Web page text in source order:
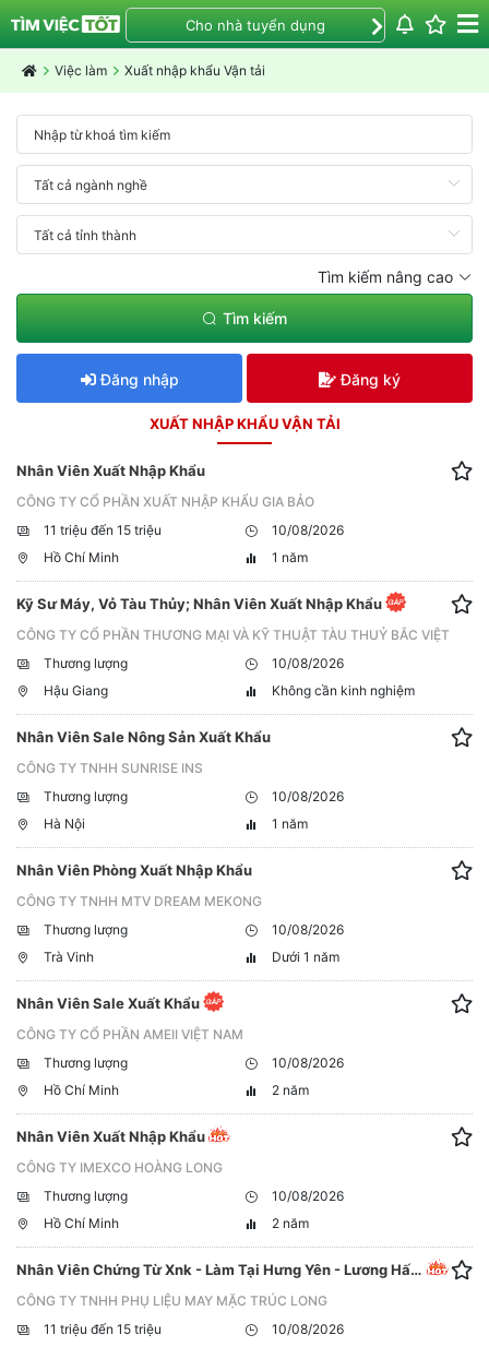
Cho nhà tuyển dụng
Việc làm Xuất nhập khẩu Vận tải
Tìm kiếm nâng cao
Tìm kiếm
Đăng nhập Đăng ký
XUẤT NHẬP KHẨU VẬN TẢI
Nhân Viên Xuất Nhập Khẩu
CÔNG TY CỔ PHẦN XUẤT NHẬP KHẨU GIA BẢO
11 triệu đến 15 triệu
10/08/2026
Hồ Chí Minh
1 năm
Kỹ Sư Máy, Vỏ Tàu Thủy; Nhân Viên Xuất Nhập Khẩu
CÔNG TY CỔ PHẦN THƯƠNG MẠI VÀ KỸ THUẬT TÀU THUỶ BẮC VIỆT
Thương lượng
10/08/2026
Hậu Giang
Không cần kinh nghiệm
Nhân Viên Sale Nông Sản Xuất Khẩu
CÔNG TY TNHH SUNRISE INS
Thương lượng
10/08/2026
Hà Nội
1 năm
Nhân Viên Phòng Xuất Nhập Khẩu
CÔNG TY TNHH MTV DREAM MEKONG
Thương lượng
10/08/2026
Trà Vinh
Dưới 1 năm
Nhân Viên Sale Xuất Khẩu
CÔNG TY CỔ PHẦN AMEII VIỆT NAM
Thương lượng
10/08/2026
Hồ Chí Minh
2 năm
Nhân Viên Xuất Nhập Khẩu
CÔNG TY IMEXCO HOÀNG LONG
Thương lượng
10/08/2026
Hồ Chí Minh
2 năm
Nhân Viên Chứng Từ Xnk - Làm Tại Hưng Yên - Lương Hấp Dẫn 12-14Tr
CÔNG TY TNHH PHỤ LIỆU MAY MẶC TRÚC LONG
11 triệu đến 15 triệu
10/08/2026